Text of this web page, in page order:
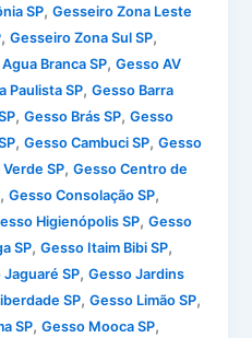
SP,Gesseiro Zona Leste
,Gesseiro Zona Sul SP,
Branca SP,Gesso AV
Paulista SP,Gesso Barra
,Gesso Brás SP,Gesso
,Gesso Cambuci SP,Gesso
SP,Gesso Centro de
,Gesso Consolação SP,
Higienópolis SP,Gesso
SP,Gesso Itaim Bibi SP,
Jaguaré SP,Gesso Jardins
SP,Gesso Limão SP,
SP,Gesso Mooca SP,